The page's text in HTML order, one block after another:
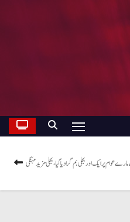
عوام پر ایک اور بجلی بم گرادیا گیا، بجلی مزید مہنگی